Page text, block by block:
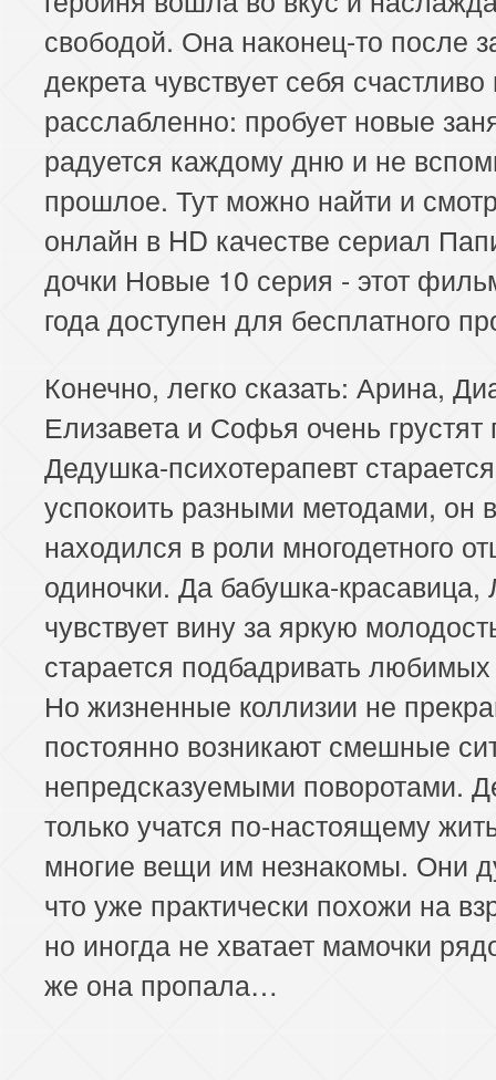
свободой. Она наконец-то после
декрета чувствует себя счастливо
расслабленно: пробует новые
радуется каждому дню и не
прошлое. Тут можно найти и
онлайн в HD качестве сериал
дочки Новые 10 серия - этот
года доступен для бесплатного
Конечно, легко сказать: Арина,
Елизавета и Софья очень
Дедушка-психотерапевт
успокоить разными методами, он
находился в роли многодетного
одиночки. Да бабушка-
чувствует вину за яркую
старается подбадривать любимых
Но жизненные коллизии не
постоянно возникают смешные
непредсказуемыми поворотами.
только учатся по-настоящему
многие вещи им незнакомы. Они
что уже практически похожи на
но иногда не хватает мамочки
же она пропала…